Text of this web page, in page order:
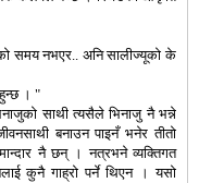
समय नभएर.. अनि सालीज्यूको के
। "
साथी त्यसैले भिनाजु नै भन्ने
बनाउन पाइनँ भनेर तीतो
नै छन् । नत्रभने व्यक्तिगत
कुनै गाह्रो पर्ने थिएन । यसो